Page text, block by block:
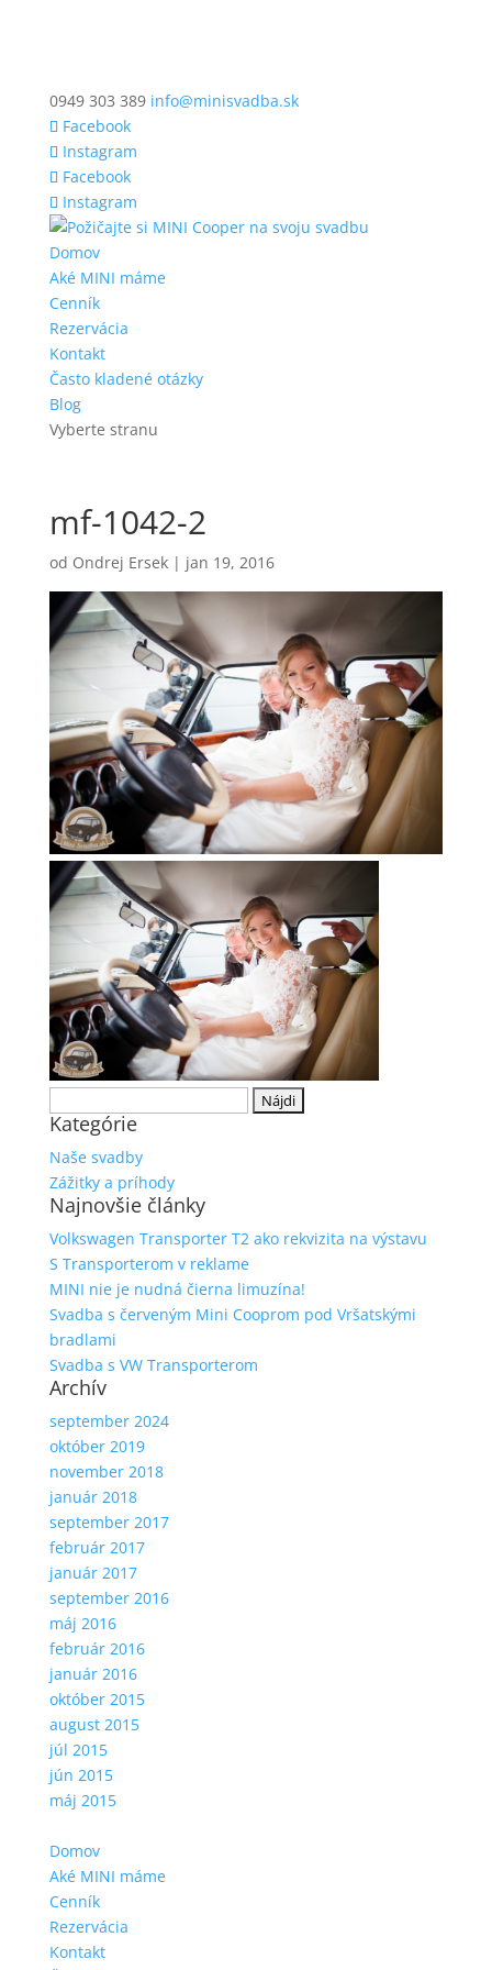
0949 303 389 info@minisvadba.sk
Facebook
Instagram
Facebook
Instagram
Domov
Aké MINI máme
Cenník
Rezervácia
Kontakt
Často kladené otázky
Blog
Vyberte stranu
mf-1042-2
od Ondrej Ersek| jan 19, 2016
Kategórie
Naše svadby
Zážitky a príhody
Najnovšie články
Volkswagen Transporter T2 ako rekvizita na výstavu
S Transporterom v reklame
MINI nie je nudná čierna limuzína!
Svadba s červeným Mini Cooprom pod Vršatskými
bradlami
Svadba s VW Transporterom
Archív
september 2024
október 2019
november 2018
január 2018
september 2017
február 2017
január 2017
september 2016
máj 2016
február 2016
január 2016
október 2015
august 2015
júl 2015
jún 2015
máj 2015
Domov
Aké MINI máme
Cenník
Rezervácia
Kontakt